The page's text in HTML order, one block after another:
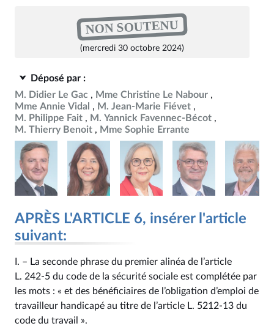
NON SOUTENU
(mercredi 30 octobre 2024)
Déposé par :
M. Didier Le Gac
Mme Christine Le Nabour
Mme Annie Vidal
M. Jean-Marie Fiévet
M. Philippe Fait
M. Yannick Favennec-Bécot
M. Thierry Benoit
Mme Sophie Errante
APRÈS L'ARTICLE 6, insérer l'article
suivant:
I. – La seconde phrase du premier alinéa de l’article
L. 242‑5 du code de la sécurité sociale est complétée par
les mots : « et des bénéficiaires de l’obligation d’emploi de
travailleur handicapé au titre de l’article L. 5212‑13 du
code du travail ».